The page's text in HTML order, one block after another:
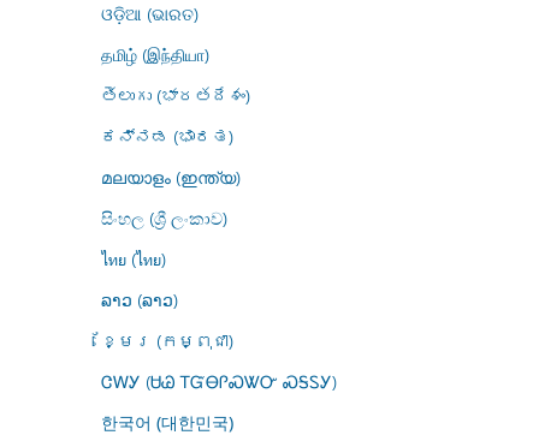
ଓଡ଼ିଆ (ଭାରତ)
தமிழ் (இந்தியா)
తెలుగు (భారతదేశం)
ಕನ್ನಡ (ಭಾರತ)
മലയാളം (ഇന്ത്യ)
සිංහල (ශ්‍රී ලංකාව)
ไทย (ไทย)
ລາວ (ລາວ)
ខ្មែរ (កម្ពុជា)
ᏣᎳᎩ (ᏌᏊ ᎢᏳᎾᎵᏍᏔᏅ ᏍᎦᏚᎩ)
한국어 (대한민국)